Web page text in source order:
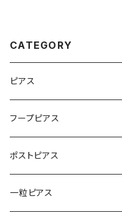
CATEGORY
ピアス
フープピアス
ポストピアス
一粒ピアス